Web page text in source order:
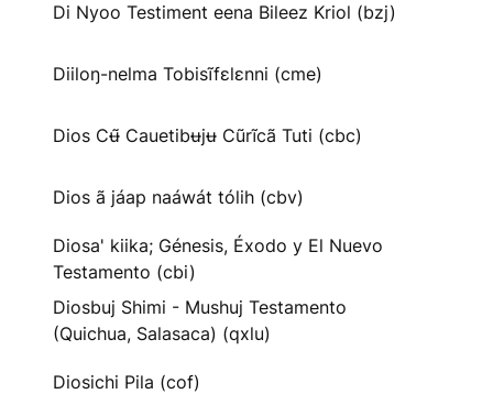
Di Nyoo Testiment eena Bileez Kriol (bzj)
Diiloŋ-nelma Tobisĩfɛlɛnni (cme)
Dios Cʉ̃ Cauetibʉjʉ Cũrĩcã Tuti (cbc)
Dios ã jáap naáwát tólih (cbv)
Diosa' kiika; Génesis, Éxodo y El Nuevo
Testamento (cbi)
Diosbuj Shimi - Mushuj Testamento
(Quichua, Salasaca) (qxlu)
Diosichi Pila (cof)